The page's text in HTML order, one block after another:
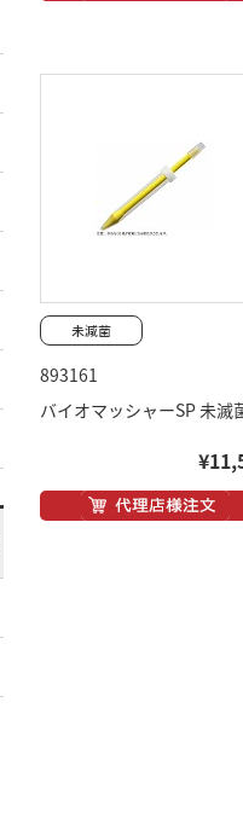
893161
バイオマッシャーSP 未滅